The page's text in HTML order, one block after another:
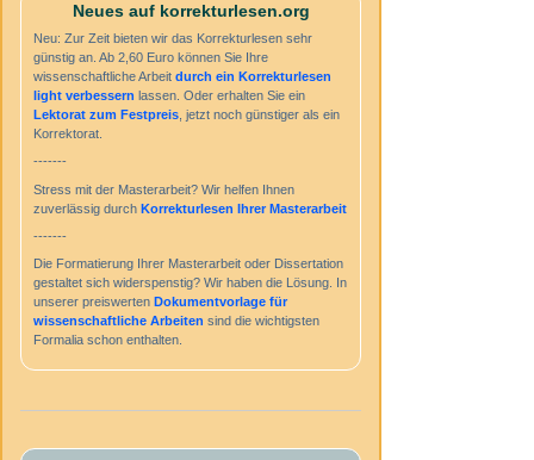
Neues auf korrekturlesen.org
Neu: Zur Zeit bieten wir das Korrekturlesen sehr
günstig an. Ab 2,60 Euro können Sie Ihre
wissenschaftliche Arbeit durch ein Korrekturlesen
light verbessern lassen. Oder erhalten Sie ein
Lektorat zum Festpreis , jetzt noch günstiger als ein
Korrektorat.
-------
Stress mit der Masterarbeit? Wir helfen Ihnen
zuverlässig durch Korrekturlesen Ihrer Masterarbeit
-------
Die Formatierung Ihrer Masterarbeit oder Dissertation
gestaltet sich widerspenstig? Wir haben die Lösung. In
unserer preiswerten Dokumentvorlage für
wissenschaftliche Arbeiten sind die wichtigsten
Formalia schon enthalten.